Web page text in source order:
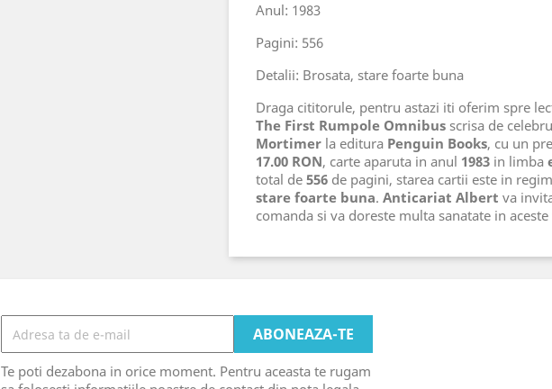
Anul: 1983
Pagini: 556
Detalii: Brosata, stare foarte buna
Draga cititorule, pentru astazi iti oferim spre
The First Rumpole Omnibus scrisa de
Mortimer la editura Penguin Books, cu un
17.00 RON, carte aparuta in anul 1983 in limba
total de 556 de pagini, starea cartii este in
stare foarte buna. Anticariat Albert va
comanda si va doreste multa sanatate in
Te poti dezabona in orice moment. Pentru aceasta te rugam